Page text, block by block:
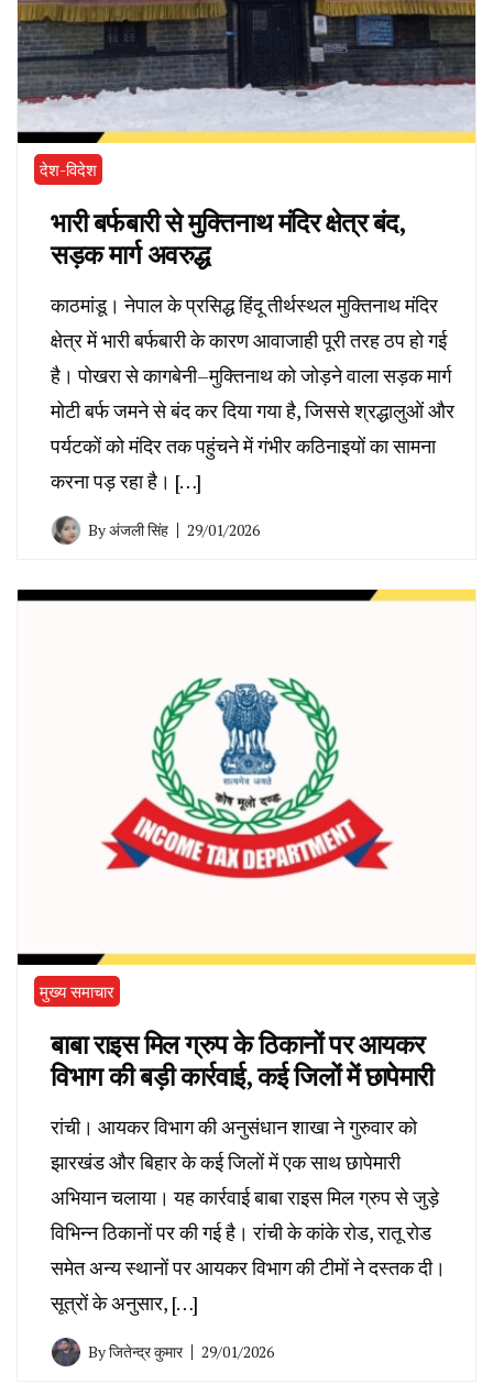
देश-विदेश
भारी बर्फबारी से मुक्तिनाथ मंदिर क्षेत्र बंद,
सड़क मार्ग अवरुद्ध
काठमांडू। नेपाल के प्रसिद्ध हिंदू तीर्थस्थल मुक्तिनाथ मंदिर
क्षेत्र में भारी बर्फबारी के कारण आवाजाही पूरी तरह ठप हो गई
है। पोखरा से कागबेनी–मुक्तिनाथ को जोड़ने वाला सड़क मार्ग
मोटी बर्फ जमने से बंद कर दिया गया है, जिससे श्रद्धालुओं और
पर्यटकों को मंदिर तक पहुंचने में गंभीर कठिनाइयों का सामना
करना पड़ रहा है। […]
Byअंजली सिंह 29/01/2026
मुख्य समाचार
बाबा राइस मिल ग्रुप के ठिकानों पर आयकर
विभाग की बड़ी कार्रवाई, कई जिलों में छापेमारी
रांची। आयकर विभाग की अनुसंधान शाखा ने गुरुवार को
झारखंड और बिहार के कई जिलों में एक साथ छापेमारी
अभियान चलाया। यह कार्रवाई बाबा राइस मिल ग्रुप से जुड़े
विभिन्न ठिकानों पर की गई है। रांची के कांके रोड, रातू रोड
समेत अन्य स्थानों पर आयकर विभाग की टीमों ने दस्तक दी।
सूत्रों के अनुसार, […]
Byजितेन्द्र कुमार 29/01/2026